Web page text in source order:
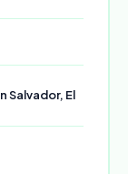
Salvador, El